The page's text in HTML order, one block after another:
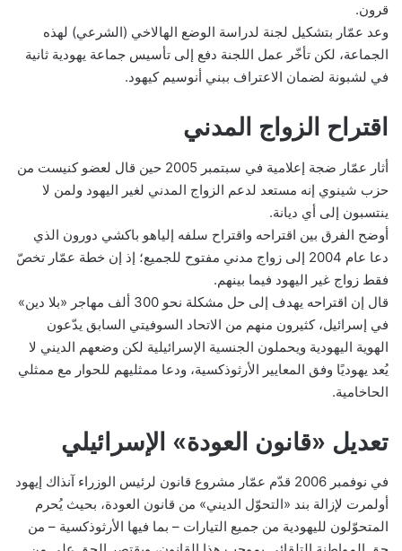
قرون.
وعد عمّار بتشكيل لجنة لدراسة الوضع الهالاخي (الشرعي) لهذه
الجماعة، لكن تأخّر عمل اللجنة دفع إلى تأسيس جماعة يهودية ثانية
في لشبونة لضمان الاعتراف ببني أنوسيم كيهود.
اقتراح الزواج المدني
أثار عمّار ضجة إعلامية في سبتمبر 2005 حين قال لعضو كنيست من
حزب شينوي إنه مستعد لدعم الزواج المدني لغير اليهود ولمن لا
ينتسبون إلى أي ديانة.
أوضح الفرق بين اقتراحه واقتراح سلفه إلياهو باكشي دورون الذي
دعا عام 2004 إلى زواج مدني مفتوح للجميع؛ إذ إن خطة عمّار تخصّ
فقط زواج غير اليهود فيما بينهم.
قال إن اقتراحه يهدف إلى حل مشكلة نحو 300 ألف مهاجر «بلا دين»
في إسرائيل، كثيرون منهم من الاتحاد السوفيتي السابق يدّعون
الهوية اليهودية ويحملون الجنسية الإسرائيلية لكن وضعهم الديني لا
يُعد يهوديًا وفق المعايير الأرثوذكسية، ودعا ممثليهم للحوار مع ممثلي
الحاخامية.
تعديل «قانون العودة» الإسرائيلي
في نوفمبر 2006 قدّم عمّار مشروع قانون لرئيس الوزراء آنذاك إيهود
أولمرت لإزالة بند «التحوّل الديني» من قانون العودة، بحيث يُحرم
المتحوّلون لليهودية من جميع التيارات – بما فيها الأرثوذكسية – من